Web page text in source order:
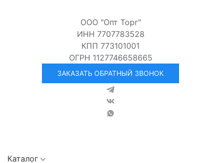
ООО "Опт Торг"
ИНН 7707783528
КПП 773101001
ОГРН 1127746658665
ЗАКАЗАТЬ ОБРАТНЫЙ ЗВОНОК
Каталог